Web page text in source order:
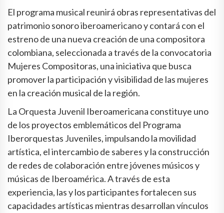
El programa musical reunirá obras representativas del
patrimonio sonoro iberoamericano y contará con el
estreno de una nueva creación de una compositora
colombiana, seleccionada a través de la convocatoria
Mujeres Compositoras, una iniciativa que busca
promover la participación y visibilidad de las mujeres
en la creación musical de la región.
La Orquesta Juvenil Iberoamericana constituye uno
de los proyectos emblemáticos del Programa
Iberorquestas Juveniles, impulsando la movilidad
artística, el intercambio de saberes y la construcción
de redes de colaboración entre jóvenes músicos y
músicas de Iberoamérica. A través de esta
experiencia, las y los participantes fortalecen sus
capacidades artísticas mientras desarrollan vínculos